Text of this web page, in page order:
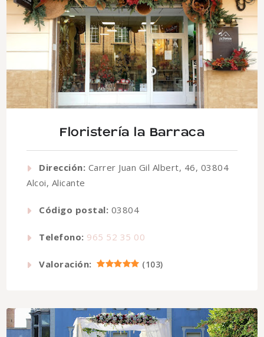
Floristería la Barraca
Dirección: Carrer Juan Gil Albert, 46, 03804
Alcoi, Alicante
Código postal: 03804
Telefono: 965 52 35 00
Valoración: (103)